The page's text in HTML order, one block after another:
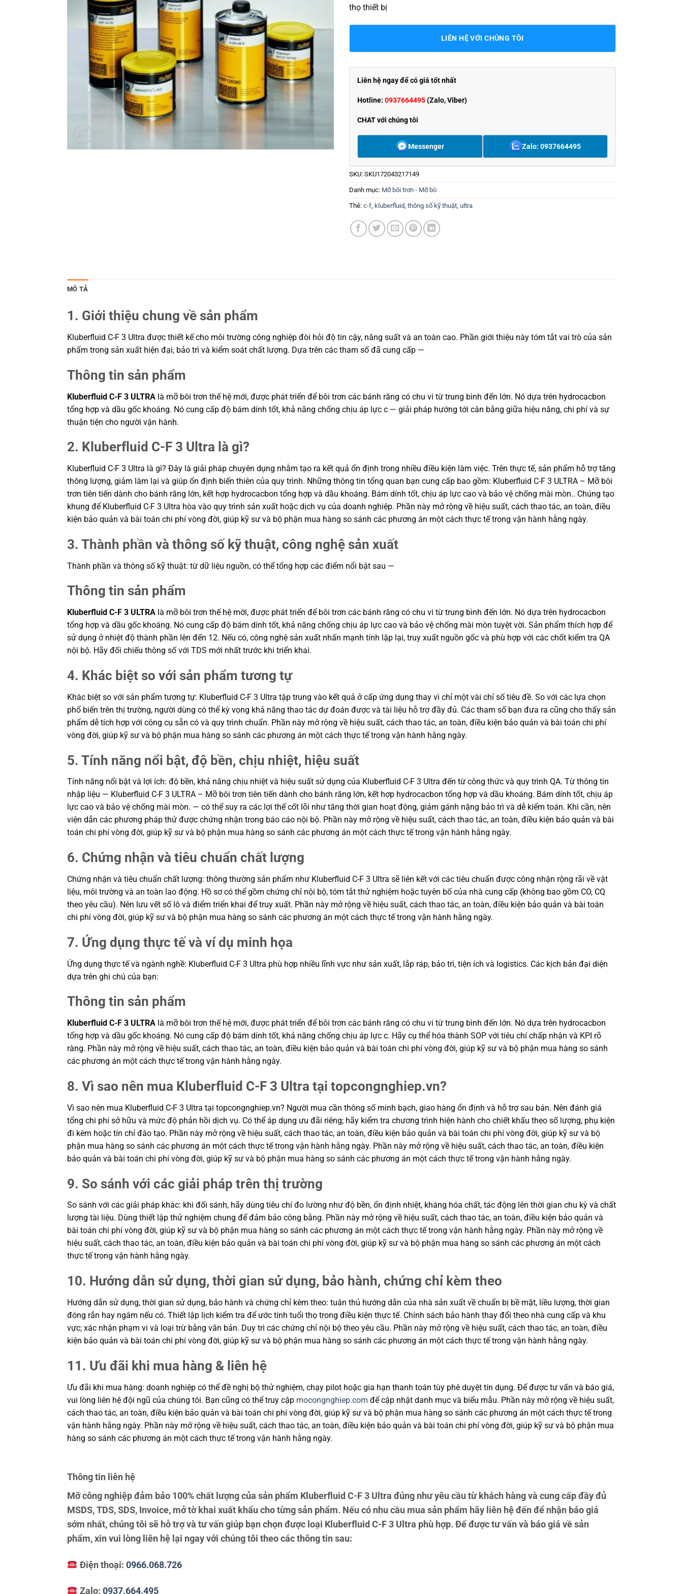
thọ thiết bị
LIÊN HỆ VỚI CHÚNG TÔI
Liên hệ ngay để có giá tốt nhất
Hotline: 0937664495(Zalo, Viber)
CHAT với chúng tôi
Messenger Zalo: 0937664495
SKU: SKU172043217149
Danh mục: Mỡ bôi trơn - Mỡ bò
Thẻ: c-f, kluberfluid, thông số kỹ thuật, ultra
MÔ TẢ
1. Giới thiệu chung về sản phẩm
Kluberfluid C-F 3 Ultra được thiết kế cho môi trường công nghiệp đòi hỏi độ tin cậy, năng suất và an toàn cao. Phần giới thiệu này tóm tắt vai trò của sản
phẩm trong sản xuất hiện đại, bảo trì và kiểm soát chất lượng. Dựa trên các tham số đã cung cấp —
Thông tin sản phẩm
Kluberfluid C-F 3 ULTRA là mỡ bôi trơn thế hệ mới, được phát triển để bôi trơn các bánh răng có chu vi từ trung bình đến lớn. Nó dựa trên hydrocacbon
tổng hợp và dầu gốc khoáng. Nó cung cấp độ bám dính tốt, khả năng chống chịu áp lực c — giải pháp hướng tới cân bằng giữa hiệu năng, chi phí và sự
thuận tiện cho người vận hành.
2. Kluberfluid C-F 3 Ultra là gì?
Kluberfluid C-F 3 Ultra là gì? Đây là giải pháp chuyên dụng nhằm tạo ra kết quả ổn định trong nhiều điều kiện làm việc. Trên thực tế, sản phẩm hỗ trợ tăng
thông lượng, giảm làm lại và giúp ổn định biến thiên của quy trình. Những thông tin tổng quan bạn cung cấp bao gồm: Kluberfluid C-F 3 ULTRA – Mỡ bôi
trơn tiên tiến dành cho bánh răng lớn, kết hợp hydrocacbon tổng hợp và dầu khoáng. Bám dính tốt, chịu áp lực cao và bảo vệ chống mài mòn.. Chúng tạo
khung để Kluberfluid C-F 3 Ultra hòa vào quy trình sản xuất hoặc dịch vụ của doanh nghiệp. Phần này mở rộng về hiệu suất, cách thao tác, an toàn, điều
kiện bảo quản và bài toán chi phí vòng đời, giúp kỹ sư và bộ phận mua hàng so sánh các phương án một cách thực tế trong vận hành hằng ngày.
3. Thành phần và thông số kỹ thuật, công nghệ sản xuất
Thành phần và thông số kỹ thuật: từ dữ liệu nguồn, có thể tổng hợp các điểm nổi bật sau —
Thông tin sản phẩm
Kluberfluid C-F 3 ULTRA là mỡ bôi trơn thế hệ mới, được phát triển để bôi trơn các bánh răng có chu vi từ trung bình đến lớn. Nó dựa trên hydrocacbon
tổng hợp và dầu gốc khoáng. Nó cung cấp độ bám dính tốt, khả năng chống chịu áp lực cao và bảo vệ chống mài mòn tuyệt vời. Sản phẩm thích hợp để
sử dụng ở nhiệt độ thành phần lên đến 12. Nếu có, công nghệ sản xuất nhấn mạnh tính lặp lại, truy xuất nguồn gốc và phù hợp với các chốt kiểm tra QA
nội bộ. Hãy đối chiếu thông số với TDS mới nhất trước khi triển khai.
4. Khác biệt so với sản phẩm tương tự
Khác biệt so với sản phẩm tương tự: Kluberfluid C-F 3 Ultra tập trung vào kết quả ở cấp ứng dụng thay vì chỉ một vài chỉ số tiêu đề. So với các lựa chọn
phổ biến trên thị trường, người dùng có thể kỳ vọng khả năng thao tác dự đoán được và tài liệu hỗ trợ đầy đủ. Các tham số bạn đưa ra cũng cho thấy sản
phẩm dễ tích hợp với công cụ sẵn có và quy trình chuẩn. Phần này mở rộng về hiệu suất, cách thao tác, an toàn, điều kiện bảo quản và bài toán chi phí
vòng đời, giúp kỹ sư và bộ phận mua hàng so sánh các phương án một cách thực tế trong vận hành hằng ngày.
5. Tính năng nổi bật, độ bền, chịu nhiệt, hiệu suất
Tính năng nổi bật và lợi ích: độ bền, khả năng chịu nhiệt và hiệu suất sử dụng của Kluberfluid C-F 3 Ultra đến từ công thức và quy trình QA. Từ thông tin
nhập liệu — Kluberfluid C-F 3 ULTRA – Mỡ bôi trơn tiên tiến dành cho bánh răng lớn, kết hợp hydrocacbon tổng hợp và dầu khoáng. Bám dính tốt, chịu áp
lực cao và bảo vệ chống mài mòn. — có thể suy ra các lợi thế cốt lõi như tăng thời gian hoạt động, giảm gánh nặng bảo trì và dễ kiểm toán. Khi cần, nên
viện dẫn các phương pháp thử được chứng nhận trong báo cáo nội bộ. Phần này mở rộng về hiệu suất, cách thao tác, an toàn, điều kiện bảo quản và bài
toán chi phí vòng đời, giúp kỹ sư và bộ phận mua hàng so sánh các phương án một cách thực tế trong vận hành hằng ngày.
6. Chứng nhận và tiêu chuẩn chất lượng
Chứng nhận và tiêu chuẩn chất lượng: thông thường sản phẩm như Kluberfluid C-F 3 Ultra sẽ liên kết với các tiêu chuẩn được công nhận rộng rãi về vật
liệu, môi trường và an toàn lao động. Hồ sơ có thể gồm chứng chỉ nội bộ, tóm tắt thử nghiệm hoặc tuyên bố của nhà cung cấp (không bao gồm CO, CQ
theo yêu cầu). Nên lưu vết số lô và điểm triển khai để truy xuất. Phần này mở rộng về hiệu suất, cách thao tác, an toàn, điều kiện bảo quản và bài toán
chi phí vòng đời, giúp kỹ sư và bộ phận mua hàng so sánh các phương án một cách thực tế trong vận hành hằng ngày.
7. Ứng dụng thực tế và ví dụ minh họa
Ứng dụng thực tế và ngành nghề: Kluberfluid C-F 3 Ultra phù hợp nhiều lĩnh vực như sản xuất, lắp ráp, bảo trì, tiện ích và logistics. Các kịch bản đại diện
dựa trên ghi chú của bạn:
Thông tin sản phẩm
Kluberfluid C-F 3 ULTRA là mỡ bôi trơn thế hệ mới, được phát triển để bôi trơn các bánh răng có chu vi từ trung bình đến lớn. Nó dựa trên hydrocacbon
tổng hợp và dầu gốc khoáng. Nó cung cấp độ bám dính tốt, khả năng chống chịu áp lực c. Hãy cụ thể hóa thành SOP với tiêu chí chấp nhận và KPI rõ
ràng. Phần này mở rộng về hiệu suất, cách thao tác, an toàn, điều kiện bảo quản và bài toán chi phí vòng đời, giúp kỹ sư và bộ phận mua hàng so sánh
các phương án một cách thực tế trong vận hành hằng ngày.
8. Vì sao nên mua Kluberfluid C-F 3 Ultra tại topcongnghiep.vn?
Vì sao nên mua Kluberfluid C-F 3 Ultra tại topcongnghiep.vn? Người mua cần thông số minh bạch, giao hàng ổn định và hỗ trợ sau bán. Nên đánh giá
tổng chi phí sở hữu và mức độ phản hồi dịch vụ. Có thể áp dụng ưu đãi riêng; hãy kiểm tra chương trình hiện hành cho chiết khấu theo số lượng, phụ kiện
đi kèm hoặc tín chỉ đào tạo. Phần này mở rộng về hiệu suất, cách thao tác, an toàn, điều kiện bảo quản và bài toán chi phí vòng đời, giúp kỹ sư và bộ
phận mua hàng so sánh các phương án một cách thực tế trong vận hành hằng ngày. Phần này mở rộng về hiệu suất, cách thao tác, an toàn, điều kiện
bảo quản và bài toán chi phí vòng đời, giúp kỹ sư và bộ phận mua hàng so sánh các phương án một cách thực tế trong vận hành hằng ngày.
9. So sánh với các giải pháp trên thị trường
So sánh với các giải pháp khác: khi đối sánh, hãy dùng tiêu chí đo lường như độ bền, ổn định nhiệt, kháng hóa chất, tác động lên thời gian chu kỳ và chất
lượng tài liệu. Dùng thiết lập thử nghiệm chung để đảm bảo công bằng. Phần này mở rộng về hiệu suất, cách thao tác, an toàn, điều kiện bảo quản và
bài toán chi phí vòng đời, giúp kỹ sư và bộ phận mua hàng so sánh các phương án một cách thực tế trong vận hành hằng ngày. Phần này mở rộng về
hiệu suất, cách thao tác, an toàn, điều kiện bảo quản và bài toán chi phí vòng đời, giúp kỹ sư và bộ phận mua hàng so sánh các phương án một cách
thực tế trong vận hành hằng ngày.
10. Hướng dẫn sử dụng, thời gian sử dụng, bảo hành, chứng chỉ kèm theo
Hướng dẫn sử dụng, thời gian sử dụng, bảo hành và chứng chỉ kèm theo: tuân thủ hướng dẫn của nhà sản xuất về chuẩn bị bề mặt, liều lượng, thời gian
đóng rắn hay ngâm nếu có. Thiết lập lịch kiểm tra để ước tính tuổi thọ trong điều kiện thực tế. Chính sách bảo hành thay đổi theo nhà cung cấp và khu
vực; xác nhận phạm vi và loại trừ bằng văn bản. Duy trì các chứng chỉ nội bộ theo yêu cầu. Phần này mở rộng về hiệu suất, cách thao tác, an toàn, điều
kiện bảo quản và bài toán chi phí vòng đời, giúp kỹ sư và bộ phận mua hàng so sánh các phương án một cách thực tế trong vận hành hằng ngày.
11. Ưu đãi khi mua hàng & liên hệ
Ưu đãi khi mua hàng: doanh nghiệp có thể đề nghị bộ thử nghiệm, chạy pilot hoặc gia hạn thanh toán tùy phê duyệt tín dụng. Để được tư vấn và báo giá,
vui lòng liên hệ đội ngũ của chúng tôi. Bạn cũng có thể truy cập mocongnghiep.com để cập nhật danh mục và biểu mẫu. Phần này mở rộng về hiệu suất,
cách thao tác, an toàn, điều kiện bảo quản và bài toán chi phí vòng đời, giúp kỹ sư và bộ phận mua hàng so sánh các phương án một cách thực tế trong
vận hành hằng ngày. Phần này mở rộng về hiệu suất, cách thao tác, an toàn, điều kiện bảo quản và bài toán chi phí vòng đời, giúp kỹ sư và bộ phận mua
hàng so sánh các phương án một cách thực tế trong vận hành hằng ngày.
Thông tin liên hệ
Mỡ công nghiệp đảm bảo 100% chất lượng của sản phẩm Kluberfluid C-F 3 Ultra đúng như yêu cầu từ khách hàng và cung cấp đầy đủ
MSDS, TDS, SDS, Invoice, mở tờ khai xuất khẩu cho từng sản phẩm. Nếu có nhu cầu mua sản phẩm hãy liên hệ đến để nhận báo giá
sớm nhất, chúng tôi sẽ hỗ trợ và tư vấn giúp bạn chọn được loại Kluberfluid C-F 3 Ultra phù hợp. Để được tư vấn và báo giá về sản
phẩm, xin vui lòng liên hệ lại ngay với chúng tôi theo các thông tin sau:
Điện thoại: 0966.068.726
Zalo: 0937.664.495